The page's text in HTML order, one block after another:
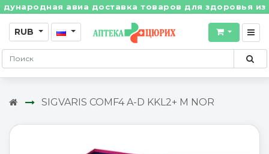
авиа доставка товаров для здоровья из
RUB
SIGVARIS COMF4 A-D KKL2+ M NOR